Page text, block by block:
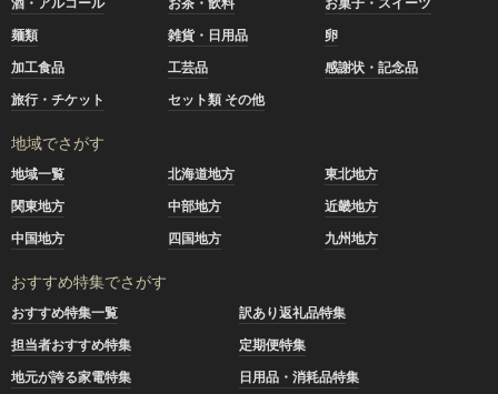
麺類
雑貨・日用品
卵
加工食品
工芸品
感謝状・記念品
旅行・チケット
セット類 その他
地域でさがす
地域一覧 北海道地方
東北地方
関東地方
中部地方
近畿地方
中国地方
四国地方 九州地方
おすすめ特集でさがす
おすすめ特集一覧
訳あり返礼品特集
担当者おすすめ特集
定期便特集
地元が誇る家電特集
日用品・消耗品特集